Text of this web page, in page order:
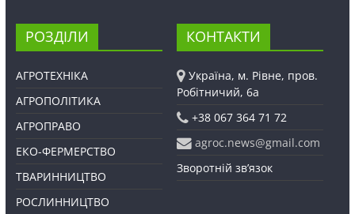
РОЗДІЛИ
АГРОТЕХНІКА
АГРОПОЛІТИКА
АГРОПРАВО
ЕКО-ФЕРМЕРСТВО
ТВАРИННИЦТВО
РОСЛИННИЦТВО
КОНТАКТИ
Україна, м. Рівне, пров.
Робітничий, 6а
+38 067 364 71 72
agroc.news@gmail.com
Зворотній зв’язок